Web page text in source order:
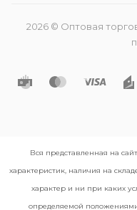
2026 © Оптовая
Вся представленная на
характеристик, наличия на
характер и ни при каких
определяемой